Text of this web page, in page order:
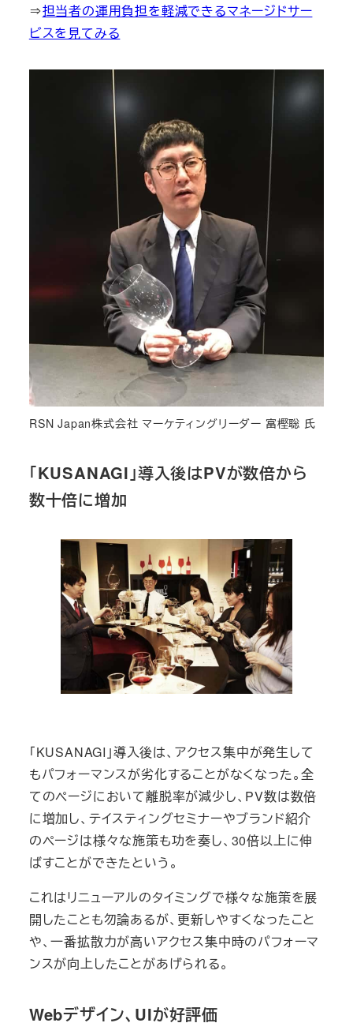
⇒担当者の運用負担を軽減できるマネージドサー
ビスを見てみる
RSN Japan株式会社 マーケティングリーダー 富樫聡 氏
「KUSANAGI」導入後はPVが数倍から
数十倍に増加
「KUSANAGI」導入後は、アクセス集中が発生して
もパフォーマンスが劣化することがなくなった。全
てのページにおいて離脱率が減少し、PV数は数倍
に増加し、テイスティングセミナーやブランド紹介
のページは様々な施策も功を奏し、30倍以上に伸
ばすことができたという。
これはリニューアルのタイミングで様々な施策を展
開したことも勿論あるが、更新しやすくなったこと
や、一番拡散力が高いアクセス集中時のパフォーマ
ンスが向上したことがあげられる。
Webデザイン、UIが好評価